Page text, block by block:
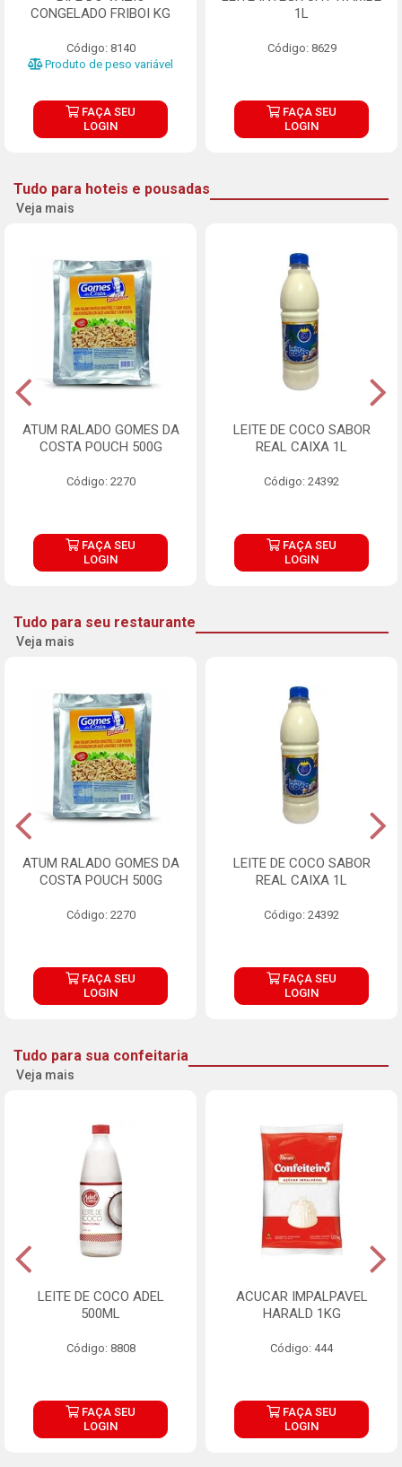
CONGELADO FRIBOI KG
Código: 8140
Produto de peso variável
FAÇA SEU
LOGIN
1L
Código: 8629
FAÇA SEU
LOGIN
Tudo para hoteis e pousadas
Veja mais
ATUM RALADO GOMES DA
COSTA POUCH 500G
Código: 2270
FAÇA SEU
LOGIN
LEITE DE COCO SABOR
REAL CAIXA 1L
Código: 24392
FAÇA SEU
LOGIN
Tudo para seu restaurante
Veja mais
ATUM RALADO GOMES DA
COSTA POUCH 500G
Código: 2270
FAÇA SEU
LOGIN
LEITE DE COCO SABOR
REAL CAIXA 1L
Código: 24392
FAÇA SEU
LOGIN
Tudo para sua confeitaria
Veja mais
LEITE DE COCO ADEL
500ML
Código: 8808
FAÇA SEU
LOGIN
ACUCAR IMPALPAVEL
HARALD 1KG
Código: 444
FAÇA SEU
LOGIN